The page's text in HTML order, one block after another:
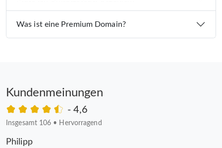
Was ist eine Premium Domain?
Kundenmeinungen
- 4,6
Insgesamt 106 • Hervorragend
Philipp